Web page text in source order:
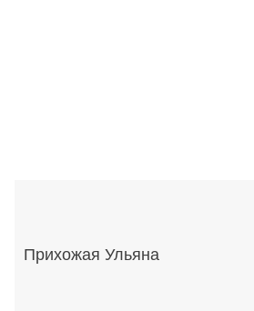
Прихожая Ульяна